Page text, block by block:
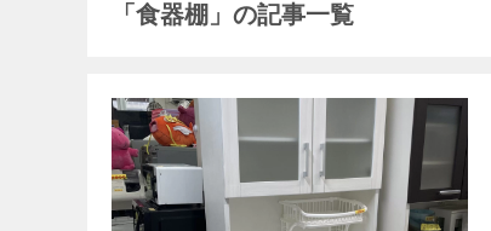
「食器棚」の記事一覧